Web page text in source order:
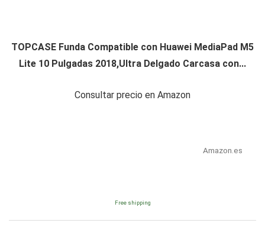
TOPCASE Funda Compatible con Huawei MediaPad M5
Lite 10 Pulgadas 2018,Ultra Delgado Carcasa con...
Consultar precio en Amazon
Amazon.es
Free shipping